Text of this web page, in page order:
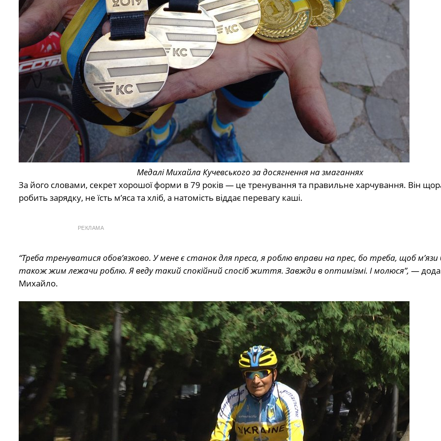
Медалі Михайла Кучевського за досягнення на змаганнях
За його словами, секрет хорошої форми в 79 років — це тренування та правильне харчування. Він
робить зарядку, не їсть м’яса та хліб, а натомість віддає перевагу каші.
РЕКЛАМА
“Треба тренуватися обов’язково. У мене є станок для преса, я роблю вправи на прес, бо треба, щоб м’язи
також жим лежачи роблю. Я веду такий спокійний спосіб життя. Завжди в оптимізмі. І молюся”, —
Михайло.